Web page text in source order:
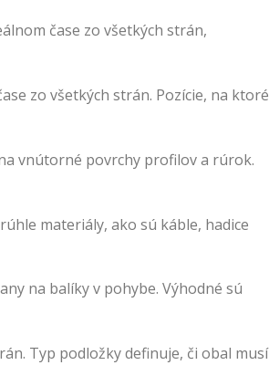
čase zo všetkých strán,
zo všetkých strán. Pozície, na ktoré
vnútorné povrchy profilov a rúrok.
materiály, ako sú káble, hadice
na balíky v pohybe. Výhodné sú
Typ podložky definuje, či obal musí